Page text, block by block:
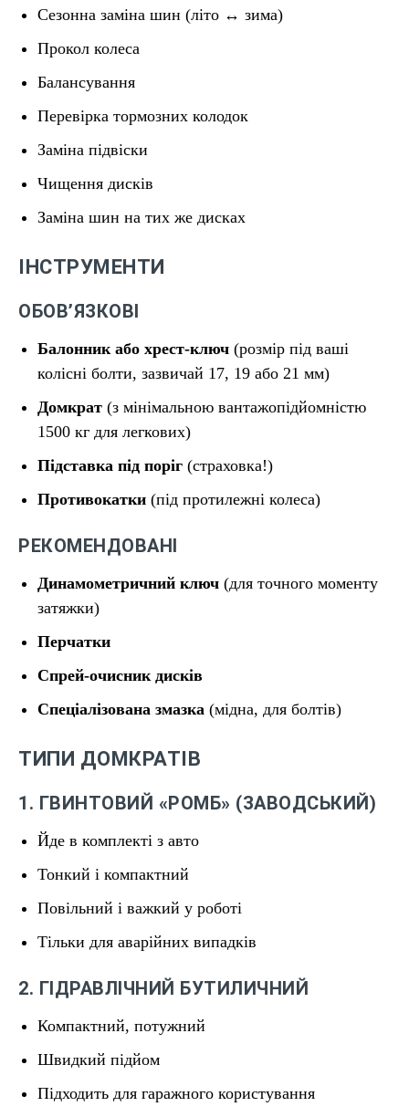
Сезонна заміна шин (літо ↔ зима)
Прокол колеса
Балансування
Перевірка тормозних колодок
Заміна підвіски
Чищення дисків
Заміна шин на тих же дисках
ІНСТРУМЕНТИ
ОБОВ’ЯЗКОВІ
Балонник або хрест-ключ (розмір під ваші
колісні болти, зазвичай 17, 19 або 21 мм)
Домкрат (з мінімальною вантажопідйомністю
1500 кг для легкових)
Підставка під поріг (страховка!)
Противокатки (під протилежні колеса)
РЕКОМЕНДОВАНІ
Динамометричний ключ (для точного моменту
затяжки)
Перчатки
Спрей-очисник дисків
Спеціалізована змазка (мідна, для болтів)
ТИПИ ДОМКРАТІВ
1. ГВИНТОВИЙ «РОМБ» (ЗАВОДСЬКИЙ)
Йде в комплекті з авто
Тонкий і компактний
Повільний і важкий у роботі
Тільки для аварійних випадків
2. ГІДРАВЛІЧНИЙ БУТИЛИЧНИЙ
Компактний, потужний
Швидкий підйом
Підходить для гаражного користування